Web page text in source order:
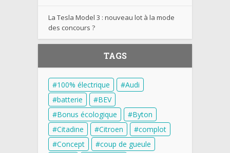
La Tesla Model 3 : nouveau lot à la mode
des concours ?
TAGS
100% électrique
Audi
batterie
BEV
Bonus écologique
Byton
Citadine
Citroen
complot
Concept
coup de gueule